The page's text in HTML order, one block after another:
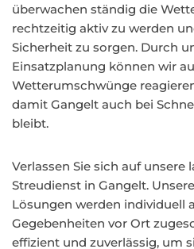
überwachen ständig die
rechtzeitig aktiv zu werden
Sicherheit zu sorgen. Durch
Einsatzplanung können wir
Wetterumschwünge
damit Gangelt auch bei
bleibt.
Verlassen Sie sich auf
Streudienst in Gangelt.
Lösungen werden individuell
Gegebenheiten vor Ort
effizient und zuverlässig, um